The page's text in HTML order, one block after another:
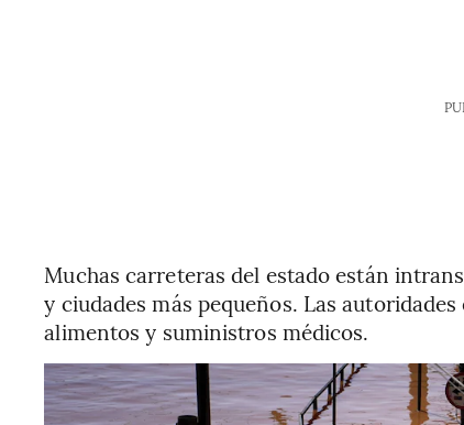
Muchas carreteras del estado están
y ciudades más pequeños. Las
alimentos y suministros médicos.